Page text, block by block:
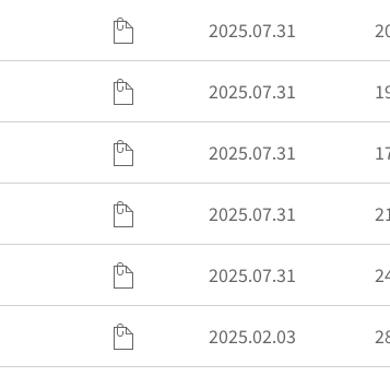
2025.07.31
2025.07.31
2025.07.31
2025.07.31
2025.07.31
2025.02.03